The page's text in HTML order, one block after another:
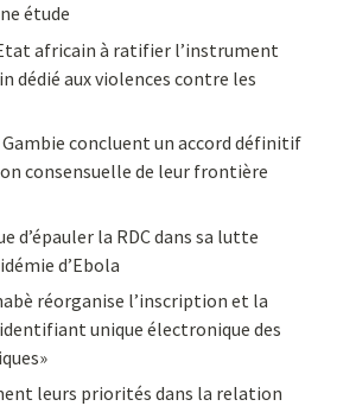
étude
africain à ratifier l’instrument
dédié aux violences contre les
Gambie concluent un accord définitif
consensuelle de leur frontière
d’épauler la RDC dans sa lutte
d’Ebola
réorganise l’inscription et la
unique électronique des
leurs priorités dans la relation